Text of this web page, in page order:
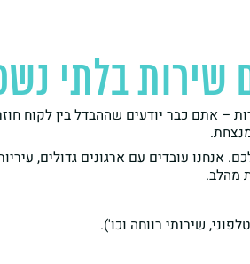
שירות בלתי
– אתם כבר יודעים שההבדל בין לקוח
אנחנו עובדים עם ארגונים גדולים,
מהלב.
שירותי רווחה וכו').